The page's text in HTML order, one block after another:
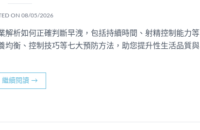
ON 08/05/2026
析如何正確判斷早洩，包括持續時間、射精控制能力等
均衡、控制技巧等七大預防方法，助您提升性生活品質與
繼續閱讀 →